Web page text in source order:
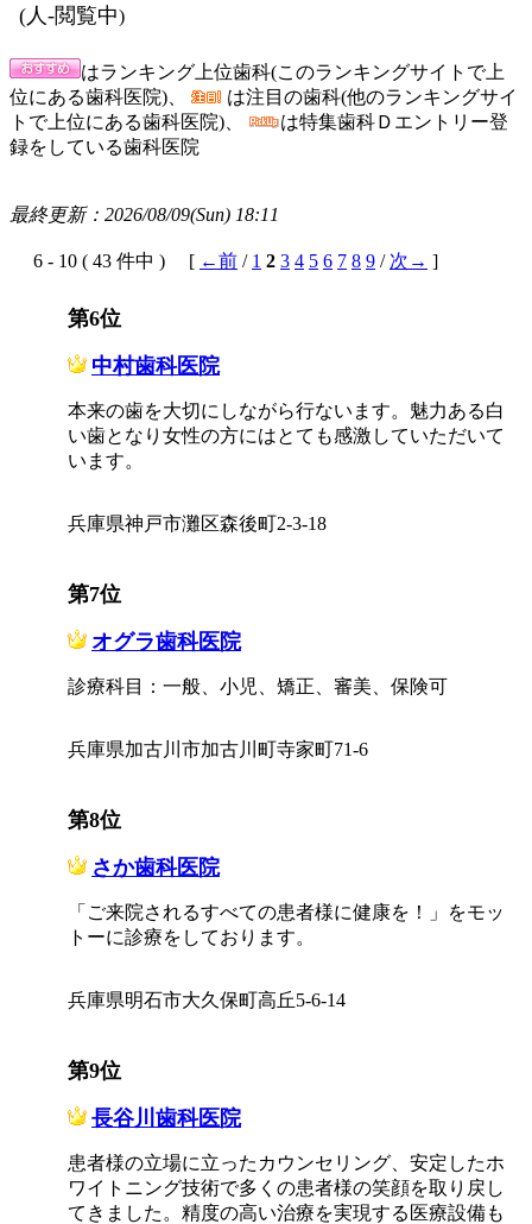
(人-閲覧中)
はランキング上位歯科(このランキングサイトで上
位にある歯科医院)、
は注目の歯科(他のランキングサイ
トで上位にある歯科医院)、
は特集歯科Ｄエントリー登
録をしている歯科医院
最終更新：2026/08/09(Sun) 18:11
6 - 10 ( 43 件中 ) [ ←前 / 1 2 3 4 5 6 7 8 9 / 次→ ]
第6位
中村歯科医院
本来の歯を大切にしながら行ないます。魅力ある白
い歯となり女性の方にはとても感激していただいて
います。
兵庫県神戸市灘区森後町2-3-18
第7位
オグラ歯科医院
診療科目：一般、小児、矯正、審美、保険可
兵庫県加古川市加古川町寺家町71-6
第8位
さか歯科医院
「ご来院されるすべての患者様に健康を！」をモッ
トーに診療をしております。
兵庫県明石市大久保町高丘5-6-14
第9位
長谷川歯科医院
患者様の立場に立ったカウンセリング、安定したホ
ワイトニング技術で多くの患者様の笑顔を取り戻し
てきました。精度の高い治療を実現する医療設備も